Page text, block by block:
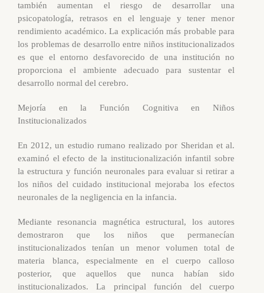
también aumentan el riesgo de desarrollar una
psicopatología, retrasos en el lenguaje y tener menor
rendimiento académico. La explicación más probable para
los problemas de desarrollo entre niños institucionalizados
es que el entorno desfavorecido de una institución no
proporciona el ambiente adecuado para sustentar el
desarrollo normal del cerebro.
Mejoría en la Función Cognitiva en Niños
Institucionalizados
En 2012, un estudio rumano realizado por Sheridan et al.
examinó el efecto de la institucionalización infantil sobre
la estructura y función neuronales para evaluar si retirar a
los niños del cuidado institucional mejoraba los efectos
neuronales de la negligencia en la infancia.
Mediante resonancia magnética estructural, los autores
demostraron que los niños que permanecían
institucionalizados tenían un menor volumen total de
materia blanca, especialmente en el cuerpo calloso
posterior, que aquellos que nunca habían sido
institucionalizados. La principal función del cuerpo